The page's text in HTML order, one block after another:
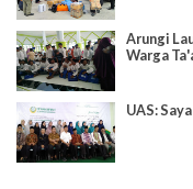
Arungi
Warga
UAS: